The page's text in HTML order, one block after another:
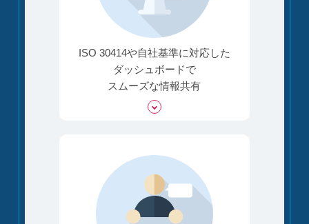
ISO 30414や自社基準に対応した
ダッシュボードで
スムーズな情報共有